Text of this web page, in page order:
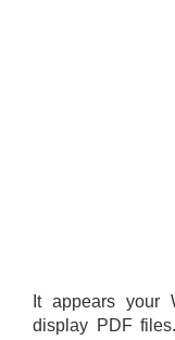
It appears your
display PDF files.